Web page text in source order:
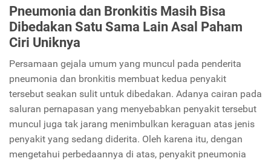
Pneumonia dan Bronkitis Masih Bisa
Dibedakan Satu Sama Lain Asal Paham
Ciri Uniknya
Persamaan gejala umum yang muncul pada penderita
pneumonia dan bronkitis membuat kedua penyakit
tersebut seakan sulit untuk dibedakan. Adanya cairan pada
saluran pernapasan yang menyebabkan penyakit tersebut
muncul juga tak jarang menimbulkan keraguan atas jenis
penyakit yang sedang diderita. Oleh karena itu, dengan
mengetahui perbedaannya di atas, penyakit pneumonia